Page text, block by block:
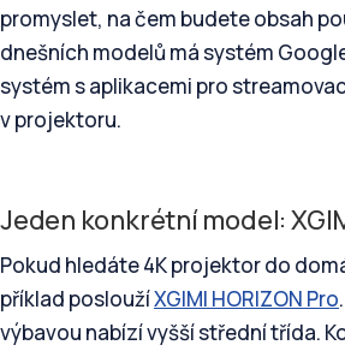
promyslet, na čem budete obsah
dnešních modelů má systém
systém s aplikacemi pro
v projektoru.
Jeden konkrétní model:
Pokud hledáte 4K projektor do
příklad posloužíXGIMI HORIZON Pro
výbavou nabízí vyšší střední třída.